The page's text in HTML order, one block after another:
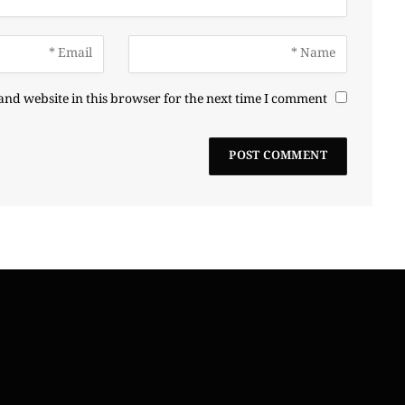
website in this browser for the next time I comment.